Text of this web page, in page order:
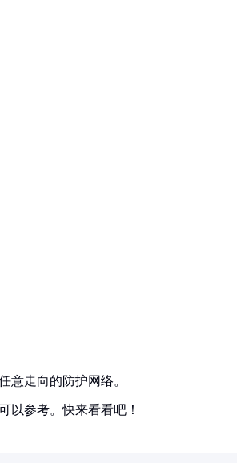
意走向的防护网络。
以参考。快来看看吧！